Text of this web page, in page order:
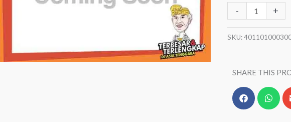
- +
SKU:
SHARE THIS